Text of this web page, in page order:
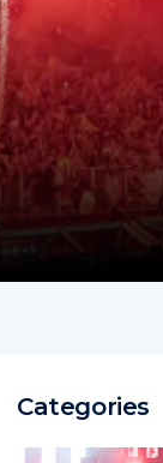
Categories